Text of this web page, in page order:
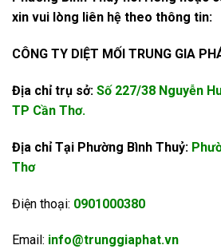
xin vui lòng liên hệ theo thông tin:
CÔNG TY DIỆT MỐI TRUNG GIA
Địa chỉ trụ sở: Số 227/38 Nguyễn
TP Cần Thơ.
Địa chỉ Tại Phường Bình Thuỷ:
Thơ
Điện thoại: 0901000380
Email: info@trunggiaphat.vn